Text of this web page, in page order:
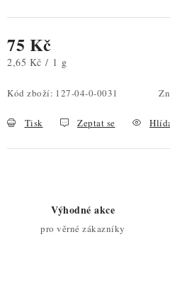
75 Kč
Měrná cena:
2,65 Kč / 1 g
Kód zboží: 127-04-0-0031
Tisk Zeptat se
Výhodné akce
pro věrné zákazníky